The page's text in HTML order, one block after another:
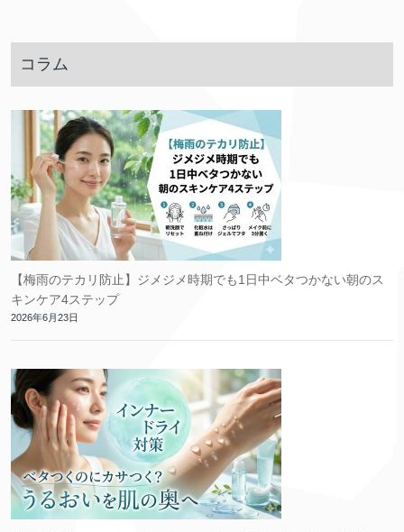
コラム
【梅雨のテカリ防止】ジメジメ時期でも1日中ベタつかない朝のス
キンケア4ステップ
2026年6月23日